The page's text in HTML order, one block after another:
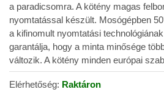
a paradicsomra. A kötény magas
nyomtatással készült. Mosógépben
a kifinomult nyomtatási
garantálja, hogy a minta minősége
változik. A kötény minden európai
Elérhetőség: Raktáron